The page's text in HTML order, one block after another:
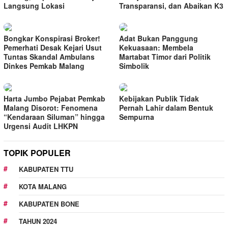
Langsung Lokasi
Transparansi, dan Abaikan K3
Bongkar Konspirasi Broker!
Pemerhati Desak Kejari Usut
Tuntas Skandal Ambulans
Dinkes Pemkab Malang
Adat Bukan Panggung
Kekuasaan: Membela
Martabat Timor dari Politik
Simbolik
Harta Jumbo Pejabat Pemkab
Malang Disorot: Fenomena
“Kendaraan Siluman” hingga
Urgensi Audit LHKPN
Kebijakan Publik Tidak
Pernah Lahir dalam Bentuk
Sempurna
TOPIK POPULER
KABUPATEN TTU
KOTA MALANG
KABUPATEN BONE
TAHUN 2024